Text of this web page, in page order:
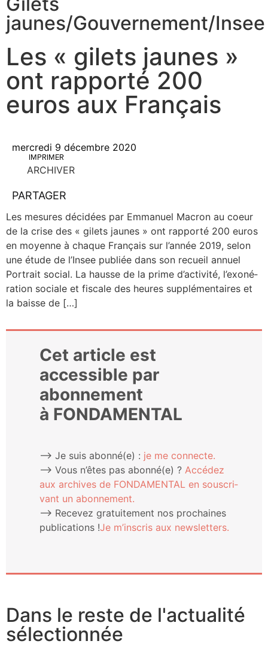
jaunes/Gouvernement/Insee
Les « gilets jaunes »
ont rapporté 200
euros aux Français
mercredi 9 décembre 2020
IMPRIMER
ARCHIVER
PARTAGER
Les mesures déci­dées par Emma­nuel Macron au coeur
de la crise des « gilets jaunes » ont rap­por­té 200 euros
en moyenne à chaque Fran­çais sur l’an­née 2019, selon
une étude de l’In­see publiée dans son recueil annuel
Por­trait social. La hausse de la prime d’ac­ti­vi­té, l’exo­né­
ra­tion sociale et fis­cale des heures sup­plé­men­taires et
la baisse de […]
Cet article est
accessible par
abonnement
à FONDAMENTAL
⟶ Je suis abonné(e) : je me connecte.
⟶ Vous n’êtes pas abonné(e) ? Accé­dez
aux archives de FONDAMENTAL en sous­cri­
vant un abonnement.
⟶ Rece­vez gra­tui­te­ment nos pro­chaines
publi­ca­tions !Je m’ins­cris aux newsletters.
Dans le reste de l'actualité
sélectionnée